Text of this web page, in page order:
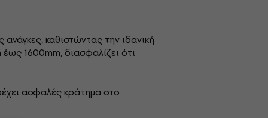
καθιστώντας την ιδανική
1600mm, διασφαλίζει ότι
ασφαλές κράτημα στο